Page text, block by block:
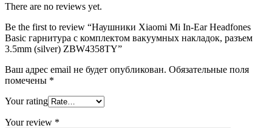
There are no reviews yet.
Be the first to review “Наушники Xiaomi Mi In-Ear Headfones
Basic гарнитура с комплектом вакуумных накладок, разъем
3.5mm (silver) ZBW4358TY”
Ваш адрес email не будет опубликован. Обязательные поля
помечены *
Your rating
Your review *